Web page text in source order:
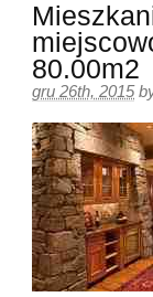
80.00m2
gru 26th, 2015